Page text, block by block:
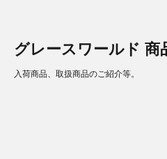
グレースワールド 商
入荷商品、取扱商品のご紹介等。